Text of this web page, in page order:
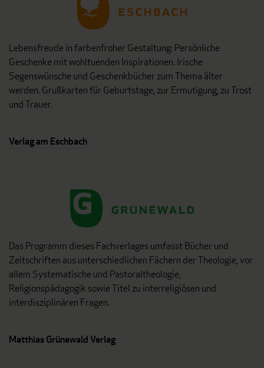
Lebensfreude in farbenfroher Gestaltung: Persönliche
Geschenke mit wohltuenden Inspirationen. Irische
Segenswünsche und Geschenkbücher zum Thema älter
werden. Grußkarten für Geburtstage, zur Ermutigung, zu Trost
und Trauer.
Verlag am Eschbach
Das Programm dieses Fachverlages umfasst Bücher und
Zeitschriften aus unterschiedlichen Fächern der Theologie, vor
allem Systematische und Pastoraltheologie,
Religionspädagogik sowie Titel zu interreligiösen und
interdisziplinären Fragen.
Matthias Grünewald Verlag